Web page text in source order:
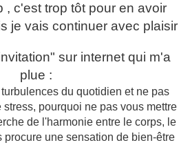
, c'est trop tôt pour en avoir
je vais continuer avec plaisir
sur internet qui m'a
plue :
du quotidien et ne pas
pourquoi ne pas vous mettre
de l'harmonie entre le corps, le
procure une sensation de bien-être